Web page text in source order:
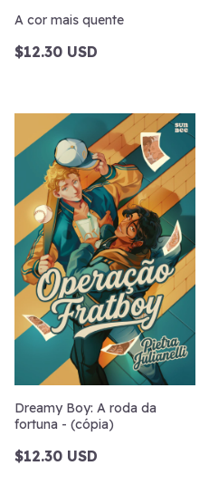
A cor mais quente
$12.30 USD
Dreamy Boy: A roda da
fortuna - (cópia)
$12.30 USD